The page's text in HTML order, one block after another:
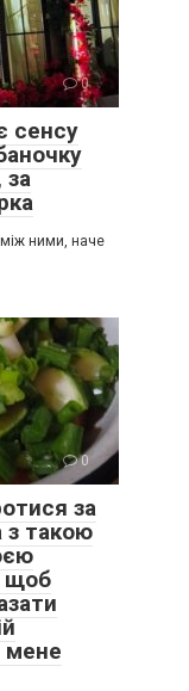
0
сенсу
за
між ними, наче
0
за
з такою
щоб
мене